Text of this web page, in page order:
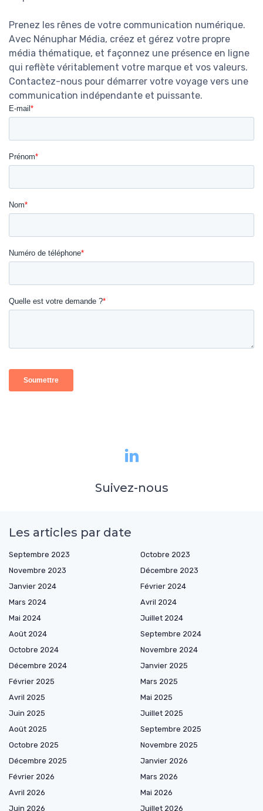
Prenez les rênes de votre communication numérique.
Avec Nénuphar Média, créez et gérez votre propre
média thématique, et façonnez une présence en ligne
qui reflète véritablement votre marque et vos valeurs.
Contactez-nous pour démarrer votre voyage vers une
communication indépendante et puissante.
Suivez-nous
Les articles par date
Septembre 2023
Octobre 2023
Novembre 2023
Décembre 2023
Janvier 2024
Février 2024
Mars 2024
Avril 2024
Mai 2024
Juillet 2024
Août 2024
Septembre 2024
Octobre 2024
Novembre 2024
Décembre 2024
Janvier 2025
Février 2025
Mars 2025
Avril 2025
Mai 2025
Juin 2025
Juillet 2025
Août 2025
Septembre 2025
Octobre 2025
Novembre 2025
Décembre 2025
Janvier 2026
Février 2026
Mars 2026
Avril 2026
Mai 2026
Juin 2026
Juillet 2026